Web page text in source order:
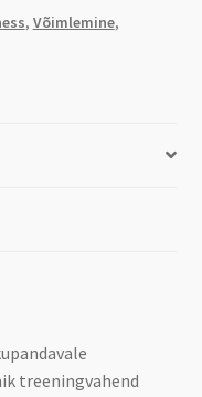
, Võimlemine,
treeningvahend